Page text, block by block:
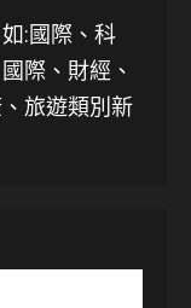
如:國際、科
際、財經、
旅遊類別新